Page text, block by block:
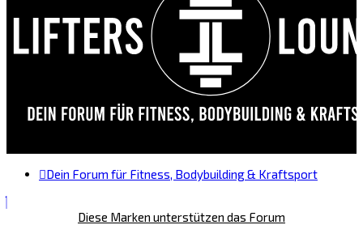
Dein Forum für Fitness, Bodybuilding & Kraftsport
Diese Marken unterstützen das Forum